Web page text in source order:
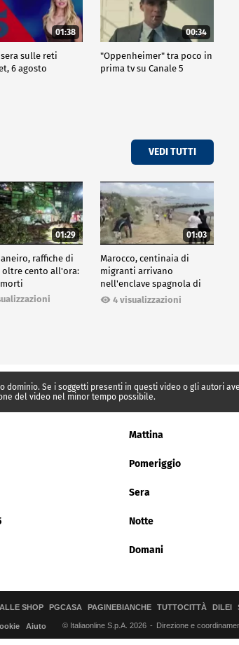
01:38
sulle reti
6 agosto
00:34
"Oppenheimer" tra poco in
prima tv su Canale 5
VEDI TUTTI
01:29
raffiche di
oltre cento all'ora:
01:03
Marocco, centinaia di
migranti arrivano
nell'enclave spagnola di
Ceuta4 visualizzazioni
Se i soggetti presenti in questi video o gli autori
del video nel minor tempo possibile.
Mattina
Pomeriggio
Sera
Notte
Domani
SHOP PGCASA PAGINEBIANCHE TUTTOCITTÀ DILEI
Aiuto © Italiaonline S.p.A. 2026 Direzione e